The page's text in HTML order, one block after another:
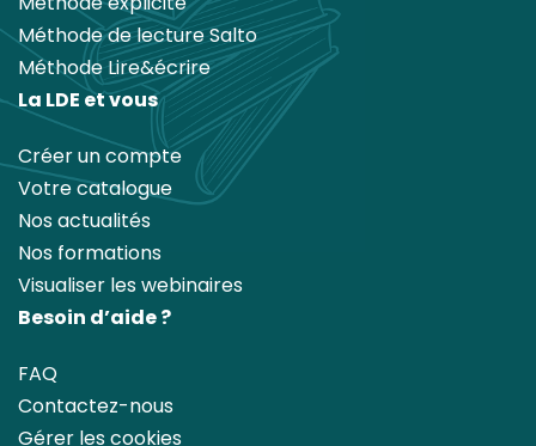
Méthode de lecture Salto
Méthode Lire&écrire
La LDE et vous
Créer un compte
Votre catalogue
Nos actualités
Nos formations
Visualiser les webinaires
Besoin d’aide ?
FAQ
Contactez-nous
Gérer les cookies